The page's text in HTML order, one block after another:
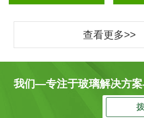
查看更多>>
我们—专注于玻璃解决方